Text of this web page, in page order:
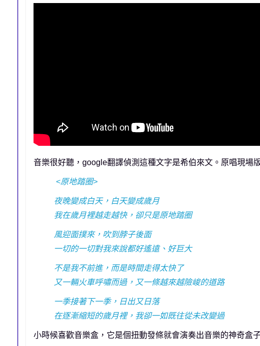
音樂很好聽，google翻譯偵測這種文字是希伯來文。原唱現場
<原地踏圈>
夜晚變成白天，白天變成歲月
我在歲月裡越走越快，卻只是原地踏圈
風迎面撲來，吹到脖子後面
一切的一切對我來說都好遙遠、好巨大
不是我不前進，而是時間走得太快了
又一輛火車呼嘯而過，又一條越來越險峻的道路
一季接著下一季，日出又日落
在逐漸縮短的歲月裡，我卻一如既往從未改變過
小時候喜歡音樂盒，它是個扭動發條就會演奏出音樂的神奇盒子